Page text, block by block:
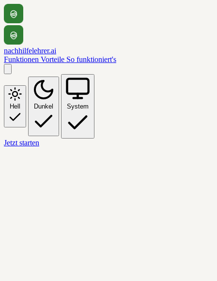
nachhilfelehrer.ai
Funktionen Vorteile So funktioniert's
Hell Dunkel System
Jetzt starten